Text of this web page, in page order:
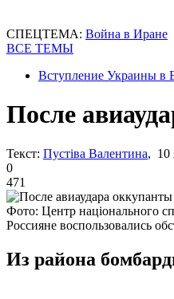
СПЕЦТЕМА: Война в Иране
ВСЕ ТЕМЫ
Вступление Украины в
После
Текст: Пустіва Валентина, 10
0
471
Фото: Центр національного
Россияне воспользовались
Из района